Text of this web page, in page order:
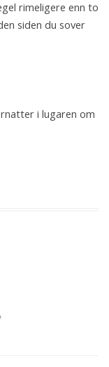
rimeligere enn to
siden du sover
i lugaren om